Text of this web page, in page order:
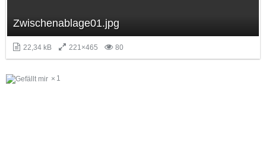
Zwischenablage01.jpg
22,34 kB 221×465 80
1